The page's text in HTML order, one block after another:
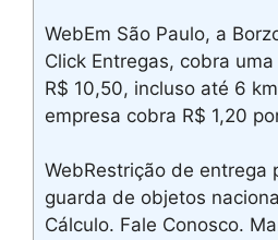
WebEm São Paulo, a
Click Entregas, cobra
R$ 10,50, incluso até 6
empresa cobra R$ 1,20
WebRestrição de entrega
guarda de objetos
Cálculo. Fale Conosco.